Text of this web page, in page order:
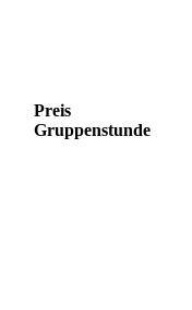
Preis
Gruppenstunde